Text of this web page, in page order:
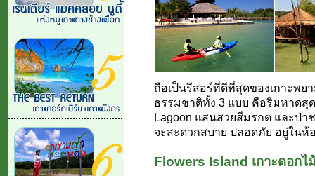
ถือเป็นรีสอร์ที่ดีที่สุดของเกาะพย
ธรรมชาติทั้ง 3 แบบ คือริมหาดสุ
Lagoon แสนสวยสีมรกต และป่า
จะสะดวกสบาย ปลอดภัย อยู่ใน
Flowers Island เกาะดอกไ